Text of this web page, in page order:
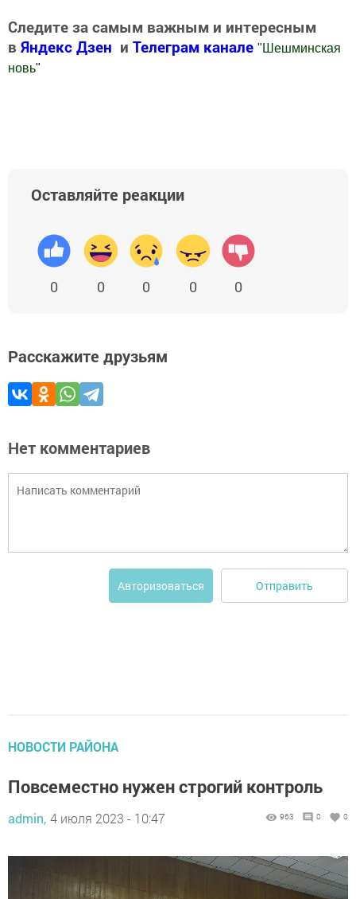
Следите за самым важным и интересным
в Яндекс Дзен и Телеграм канале " Шешминская
новь"
Оставляйте реакции
0 0 0 0 0
Расскажите друзьям
Нет комментариев
Авторизоваться Отправить
НОВОСТИ РАЙОНА
Повсеместно нужен строгий контроль
admin, 4 июля 2023 - 10:47 963 0 0